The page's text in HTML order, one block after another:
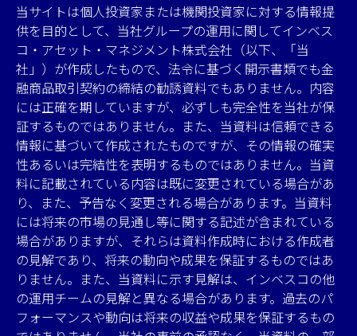
当サイトは個人投資家または機関投資家に対する情報提
供を目的として、当社グループの運用に関してインベス
コ・アセット・マネジメント株式会社（以下、「当
社」）が作成したもので、法令に基づく開示書類でも金
融商品取引契約の締結の勧誘資料でもありません。内容
には正確を期していますが、必ずしも完全性を当社が保
証するものではありません。また、当資料は信頼できる
情報に基づいて作成されたものですが、その情報の確実
性あるいは完結性を表明するものではありません。当資
料に記載されている内容は既に変更されている場合があ
り、また、予告なく変更される場合があります。当資料
には将来の市場の見通し等に関する記述が含まれている
場合がありますが、それらは資料作成時における作成者
の見解であり、将来の動向や成果を保証するものではあ
りません。また、当資料に示す見解は、インベスコの他
の運用チームの見解と異なる場合があります。過去のパ
フォーマンスや動向は将来の収益や成果を保証するもの